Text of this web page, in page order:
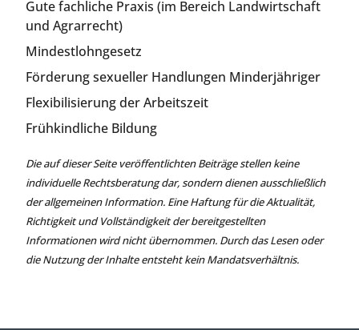
Gute fachliche Praxis (im Bereich Landwirtschaft
und Agrarrecht)
Mindestlohngesetz
Förderung sexueller Handlungen Minderjähriger
Flexibilisierung der Arbeitszeit
Frühkindliche Bildung
Die auf dieser Seite veröffentlichten Beiträge stellen keine
individuelle Rechtsberatung dar, sondern dienen ausschließlich
der allgemeinen Information. Eine Haftung für die Aktualität,
Richtigkeit und Vollständigkeit der bereitgestellten
Informationen wird nicht übernommen. Durch das Lesen oder
die Nutzung der Inhalte entsteht kein Mandatsverhältnis.